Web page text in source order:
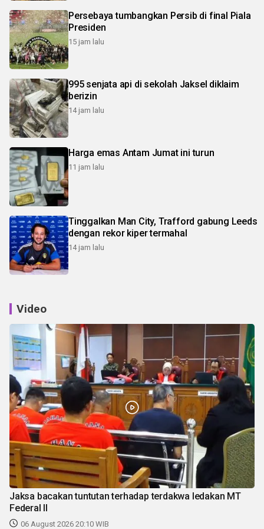
Persebaya tumbangkan Persib di final Piala
Presiden
15 jam lalu
995 senjata api di sekolah Jaksel diklaim
berizin
14 jam lalu
Harga emas Antam Jumat ini turun
11 jam lalu
Tinggalkan Man City, Trafford gabung Leeds
dengan rekor kiper termahal
14 jam lalu
Video
Jaksa bacakan tuntutan terhadap terdakwa ledakan MT
Federal II
06 August 2026 20:10 WIB